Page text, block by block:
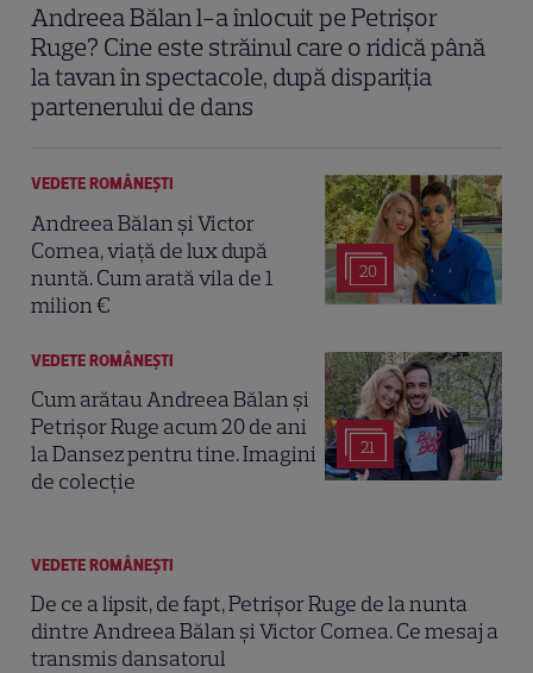
Andreea Bălan l-a înlocuit pe Petrișor
Ruge? Cine este străinul care o ridică până
la tavan în spectacole, după dispariția
partenerului de dans
20
VEDETE ROMÂNEŞTI
Andreea Bălan și Victor
Cornea, viață de lux după
nuntă. Cum arată vila de 1
milion €
21
VEDETE ROMÂNEŞTI
Cum arătau Andreea Bălan și
Petrișor Ruge acum 20 de ani
la Dansez pentru tine. Imagini
de colecție
VEDETE ROMÂNEŞTI
De ce a lipsit, de fapt, Petrișor Ruge de la nunta
dintre Andreea Bălan și Victor Cornea. Ce mesaj a
transmis dansatorul